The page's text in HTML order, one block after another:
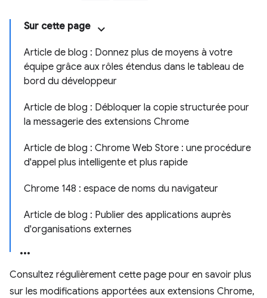
Sur cette page
Article de blog : Donnez plus de moyens à votre
équipe grâce aux rôles étendus dans le tableau de
bord du développeur
Article de blog : Débloquer la copie structurée pour
la messagerie des extensions Chrome
Article de blog : Chrome Web Store : une procédure
d'appel plus intelligente et plus rapide
Chrome 148 : espace de noms du navigateur
Article de blog : Publier des applications auprès
d'organisations externes
Consultez régulièrement cette page pour en savoir plus
sur les modifications apportées aux extensions Chrome,